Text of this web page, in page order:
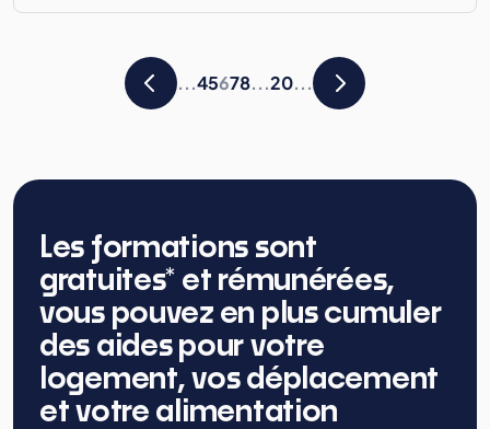
...45678...20...
Les formations sont
gratuites* et rémunérées,
vous pouvez en plus cumuler
des aides pour votre
logement, vos déplacement
et votre alimentation